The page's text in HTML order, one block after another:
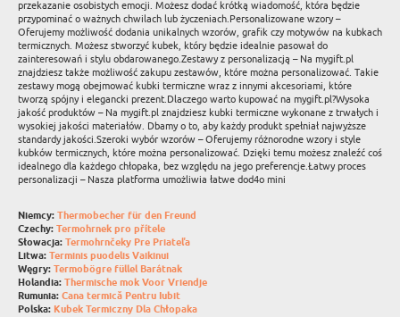
przekazanie osobistych emocji. Możesz dodać krótką wiadomość, która będzie
przypominać o ważnych chwilach lub życzeniach.Personalizowane wzory –
Oferujemy możliwość dodania unikalnych wzorów, grafik czy motywów na kubkach
termicznych. Możesz stworzyć kubek, który będzie idealnie pasował do
zainteresowań i stylu obdarowanego.Zestawy z personalizacją – Na mygift.pl
znajdziesz także możliwość zakupu zestawów, które można personalizować. Takie
zestawy mogą obejmować kubki termiczne wraz z innymi akcesoriami, które
tworzą spójny i elegancki prezent.Dlaczego warto kupować na mygift.pl?Wysoka
jakość produktów – Na mygift.pl znajdziesz kubki termiczne wykonane z trwałych i
wysokiej jakości materiałów. Dbamy o to, aby każdy produkt spełniał najwyższe
standardy jakości.Szeroki wybór wzorów – Oferujemy różnorodne wzory i style
kubków termicznych, które można personalizować. Dzięki temu możesz znaleźć coś
idealnego dla każdego chłopaka, bez względu na jego preferencje.Łatwy proces
personalizacji – Nasza platforma umożliwia łatwe dod4o mini
Niemcy: Thermobecher für den Freund
Czechy: Termohrnek pro přítele
Słowacja: Termohrnčeky Pre Priateľa
Litwa: Terminis puodelis Vaikinui
Węgry: Termobögre füllel Barátnak
Holandia: Thermische mok Voor Vriendje
Rumunia: Cana termică Pentru Iubit
Polska: Kubek Termiczny Dla Chłopaka